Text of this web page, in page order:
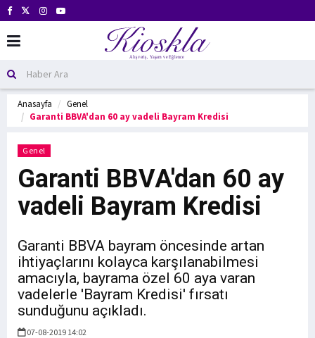
Anasayfa
Genel
Garanti BBVA'dan 60 ay vadeli Bayram Kredisi
Genel
Garanti BBVA'dan 60 ay
vadeli Bayram Kredisi
Garanti BBVA bayram öncesinde artan
ihtiyaçlarını kolayca karşılanabilmesi
amacıyla, bayrama özel 60 aya varan
vadelerle 'Bayram Kredisi' fırsatı
sunduğunu açıkladı.
07-08-2019 14:02